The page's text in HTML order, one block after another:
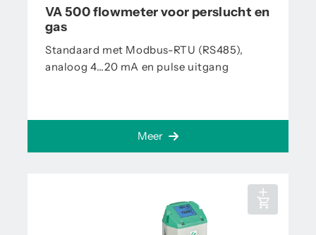
VA 500 flowmeter voor perslucht en
gas
Standaard met Modbus-RTU (RS485),
analoog 4…20 mA en pulse uitgang
Meer